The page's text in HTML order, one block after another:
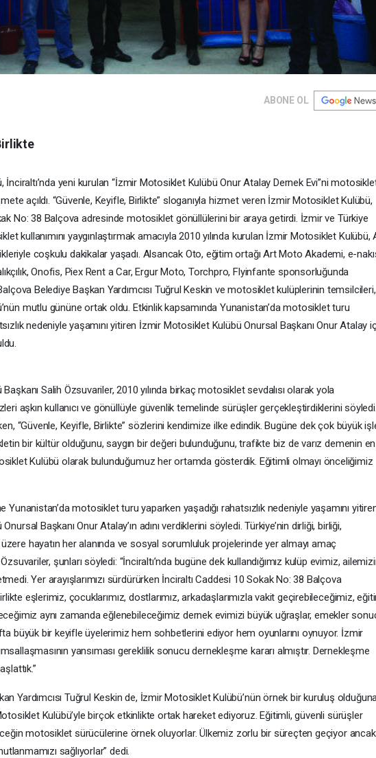
ABONE OL
yeni kurulan “İzmir Motosiklet Kulübü Onur Atalay Dernek Evi”ni
açıldı. “Güvenle, Keyifle, Birlikte” sloganıyla hizmet veren İzmir Motosiklet Kulübü,
No: 38 Balçova adresinde motosiklet gönüllülerini bir araya getirdi. İzmir ve Türkiye
kullanımını yaygınlaştırmak amacıyla 2010 yılında kurulan İzmir Motosiklet Kulübü,
coşkulu dakikalar yaşadı. Alsancak Oto, eğitim ortağı Art Moto Akademi, e-
Onofis, Piex Rent a Car, Ergur Moto, Torchpro, Flyinfante sponsorluğunda
Belediye Başkan Yardımcısı Tuğrul Keskin ve motosiklet kulüplerinin temsilcileri,
mutlu gününe ortak oldu. Etkinlik kapsamında Yunanistan’da motosiklet turu
nedeniyle yaşamını yitiren İzmir Motosiklet Kulübü Onursal Başkanı Onur Atalay
Salih Özsuvariler, 2010 yılında birkaç motosiklet sevdalısı olarak yola
aşkın kullanıcı ve gönüllüyle güvenlik temelinde sürüşler gerçekleştirdiklerini söyledi.
“Güvenle, Keyifle, Birlikte” sözlerini kendimize ilke edindik. Bugüne dek çok büyük
bir kültür olduğunu, saygın bir değeri bulunduğunu, trafikte biz de varız demenin en
Kulübü olarak bulunduğumuz her ortamda gösterdik. Eğitimli olmayı önceliğimiz
Yunanistan’da motosiklet turu yaparken yaşadığı rahatsızlık nedeniyle yaşamını
Başkanı Onur Atalay’ın adını verdiklerini söyledi. Türkiye’nin dirliği, birliği,
hayatın her alanında ve sosyal sorumluluk projelerinde yer almayı amaç
şunları söyledi: “İnciraltı’nda bugüne dek kullandığımız kulüp evimiz,
Yer arayışlarımızı sürdürürken İnciraltı Caddesi 10 Sokak No: 38 Balçova
eşlerimiz, çocuklarımız, dostlarımız, arkadaşlarımızla vakit geçirebileceğimiz,
aynı zamanda eğlenebileceğimiz dernek evimizi büyük uğraşlar, emekler
büyük bir keyifle üyelerimiz hem sohbetlerini ediyor hem oyunlarını oynuyor. İzmir
yansıması gereklilik sonucu dernekleşme kararı almıştır. Dernekleşme
Yardımcısı Tuğrul Keskin de, İzmir Motosiklet Kulübü’nün örnek bir kuruluş
Kulübü’yle birçok etkinlikte ortak hareket ediyoruz. Eğitimli, güvenli sürüşler
motosiklet sürücülerine örnek oluyorlar. Ülkemiz zorlu bir süreçten geçiyor ancak
sağlıyorlar” dedi.